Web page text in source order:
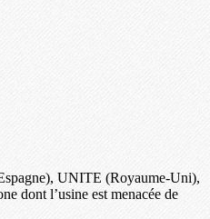
UNITE (Royaume-Uni),
dont l’usine est menacée de